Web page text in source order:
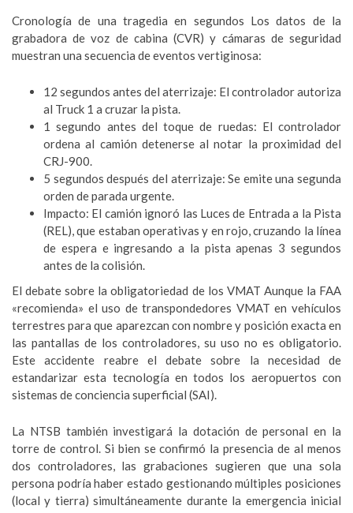
Cronología de una tragedia en segundos Los datos de la
grabadora de voz de cabina (CVR) y cámaras de seguridad
muestran una secuencia de eventos vertiginosa:
12 segundos antes del aterrizaje: El controlador autoriza
al Truck 1 a cruzar la pista.
1 segundo antes del toque de ruedas: El controlador
ordena al camión detenerse al notar la proximidad del
CRJ-900.
5 segundos después del aterrizaje: Se emite una segunda
orden de parada urgente.
Impacto: El camión ignoró las Luces de Entrada a la Pista
(REL), que estaban operativas y en rojo, cruzando la línea
de espera e ingresando a la pista apenas 3 segundos
antes de la colisión.
El debate sobre la obligatoriedad de los VMAT Aunque la FAA
«recomienda» el uso de transpondedores VMAT en vehículos
terrestres para que aparezcan con nombre y posición exacta en
las pantallas de los controladores, su uso no es obligatorio.
Este accidente reabre el debate sobre la necesidad de
estandarizar esta tecnología en todos los aeropuertos con
sistemas de conciencia superficial (SAI).
La NTSB también investigará la dotación de personal en la
torre de control. Si bien se confirmó la presencia de al menos
dos controladores, las grabaciones sugieren que una sola
persona podría haber estado gestionando múltiples posiciones
(local y tierra) simultáneamente durante la emergencia inicial